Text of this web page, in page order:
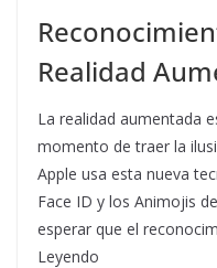
Realidad
La realidad aumentada
momento de traer la
Apple usa esta nueva
Face ID y los Animojis
esperar que el
Leyendo